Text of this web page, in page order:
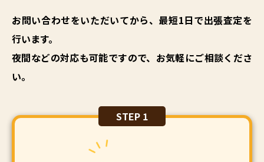
お問い合わせをいただいてから、最短1日で出張査定を
行います。
夜間などの対応も可能ですので、お気軽にご相談くださ
い。
STEP 1